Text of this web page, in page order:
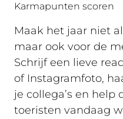
Karmapunten scoren
Maak het jaar niet
maar ook voor de
Schrijf een lieve
of Instagramfoto,
je collega’s en help
toeristen vandaag